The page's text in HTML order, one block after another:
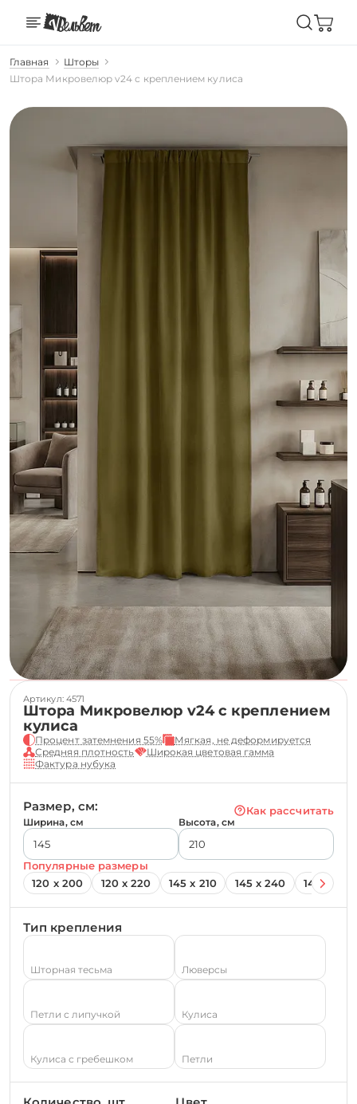
Главная
Шторы
Штора Микровелюр v24 с креплением кулиса
Артикул: 4571
Штора Микровелюр v24 с креплением
кулиса
Процент затемнения 55%
Мягкая, не деформируется
Средняя плотность
Широкая цветовая гамма
Фактура нубука
Размер, см: Как рассчитать
Ширина, см Высота, см
Популярные размеры
120 х 200
120 х 220 145 х 210 145 х 240 145 х 260
Тип крепления
Шторная тесьма Люверсы
Петли с липучкой Кулиса
Кулиса с гребешком Петли